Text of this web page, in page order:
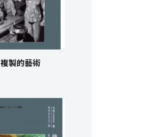
複製的藝術